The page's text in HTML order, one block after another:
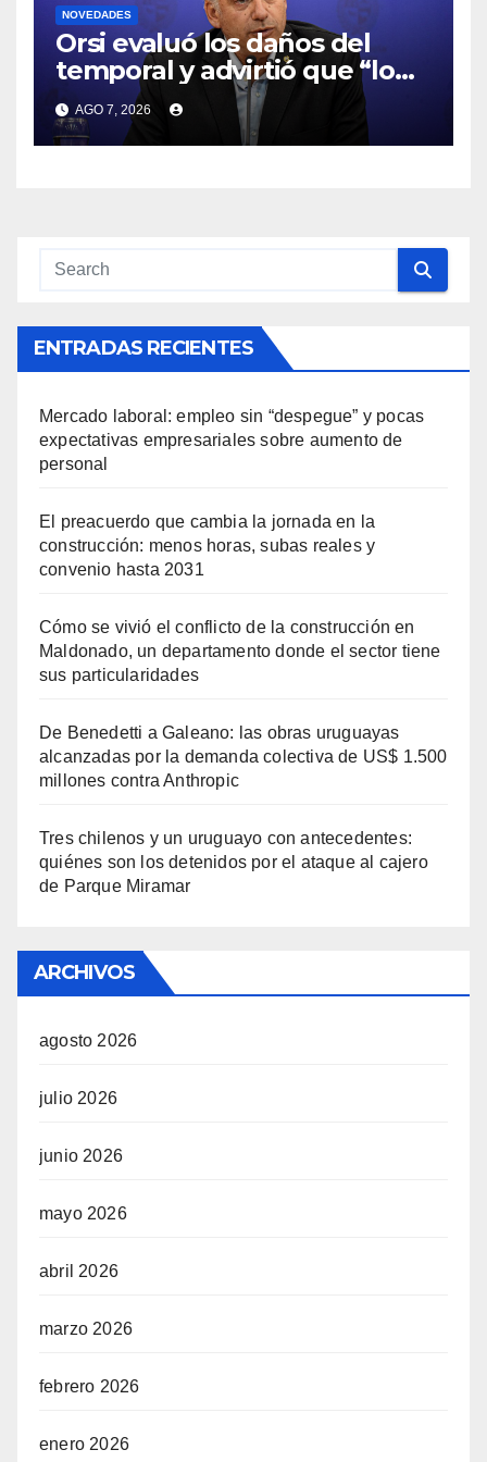
NOVEDADES
Orsi evaluó los daños del
temporal y advirtió que “lo
complejo va a empezar a
partir de setiembre” por El
Niño
AGO 7, 2026
ENTRADAS RECIENTES
Mercado laboral: empleo sin “despegue” y pocas
expectativas empresariales sobre aumento de
personal
El preacuerdo que cambia la jornada en la
construcción: menos horas, subas reales y
convenio hasta 2031
Cómo se vivió el conflicto de la construcción en
Maldonado, un departamento donde el sector tiene
sus particularidades
De Benedetti a Galeano: las obras uruguayas
alcanzadas por la demanda colectiva de US$ 1.500
millones contra Anthropic
Tres chilenos y un uruguayo con antecedentes:
quiénes son los detenidos por el ataque al cajero
de Parque Miramar
ARCHIVOS
agosto 2026
julio 2026
junio 2026
mayo 2026
abril 2026
marzo 2026
febrero 2026
enero 2026